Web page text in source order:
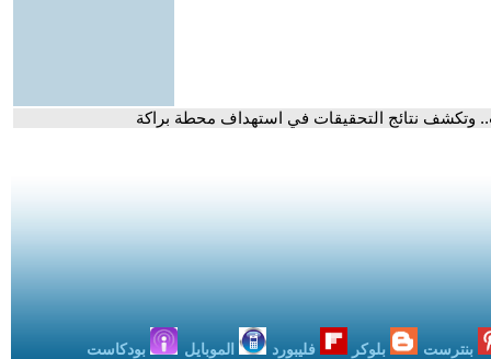
بنترست بلوكر فليبورد الموبايل بودكاست